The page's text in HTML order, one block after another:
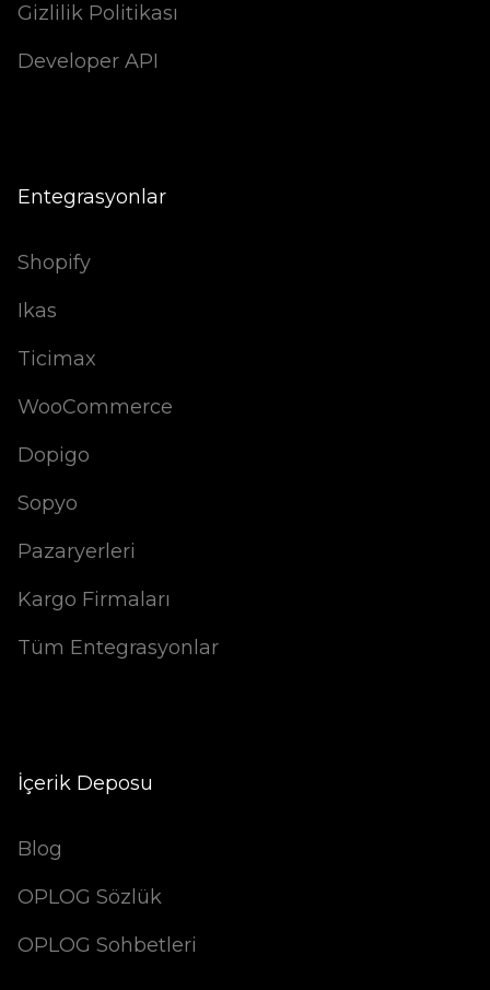
Gizlilik Politikası
Developer API
Entegrasyonlar
Shopify
Ikas
Ticimax
WooCommerce
Dopigo
Sopyo
Pazaryerleri
Kargo Firmaları
Tüm Entegrasyonlar
İçerik Deposu
Blog
OPLOG Sözlük
OPLOG Sohbetleri